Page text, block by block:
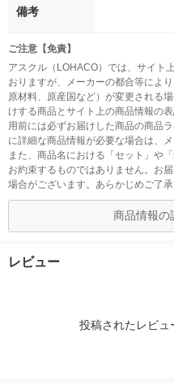
備考
ご注意【免責】
アスクル（LOHACO）では、サイト
おりますが、メーカーの都合等によ
原材料、原産国など）が変更される
けする商品とサイト上の商品情報の
用前には必ずお届けした商品の商品
に詳細な商品情報が必要な場合は、
また、商品名における「セット」や
お約束するものではありません。お
場合がございます。あらかじめご了承
商品情報の
レビュー
投稿されたレビュ